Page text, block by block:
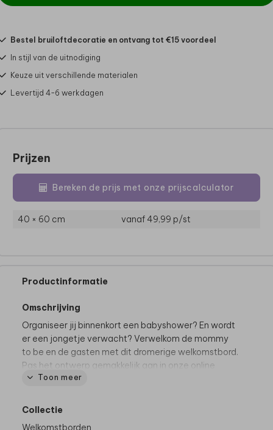
Bestel bruiloftdecoratie en ontvang tot €15 voordeel
In stijl van de uitnodiging
Keuze uit verschillende materialen
Levertijd 4-6 werkdagen
Prijzen
Bereken de prijs met onze prijscalculator
40 × 60 cm vanaf 49,99 p/st
Productinformatie
Omschrijving
Organiseer jij binnenkort een babyshower? En wordt
er een jongetje verwacht? Verwelkom de mommy
to be en de gasten met dit dromerige welkomstbord.
Pas het ontwerp gemakkelijk aan in onze online
editor. Zo maak je het bord helemaal eigen.
Dit bord wordt gedrukt op het materiaal forex van 5
Toon meer
Collectie
Welkomstborden